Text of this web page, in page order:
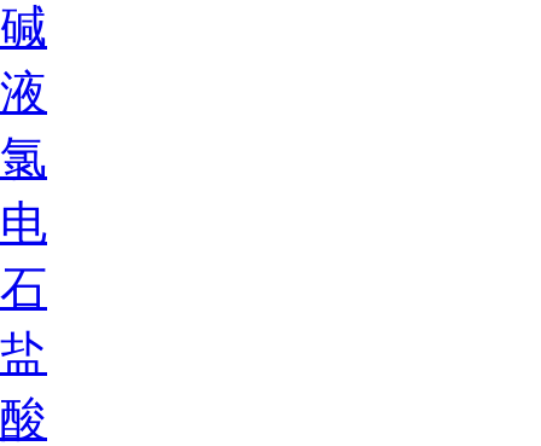
碱
液
氯
电
石
盐
酸